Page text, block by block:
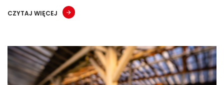
CZYTAJ WIĘCEJ